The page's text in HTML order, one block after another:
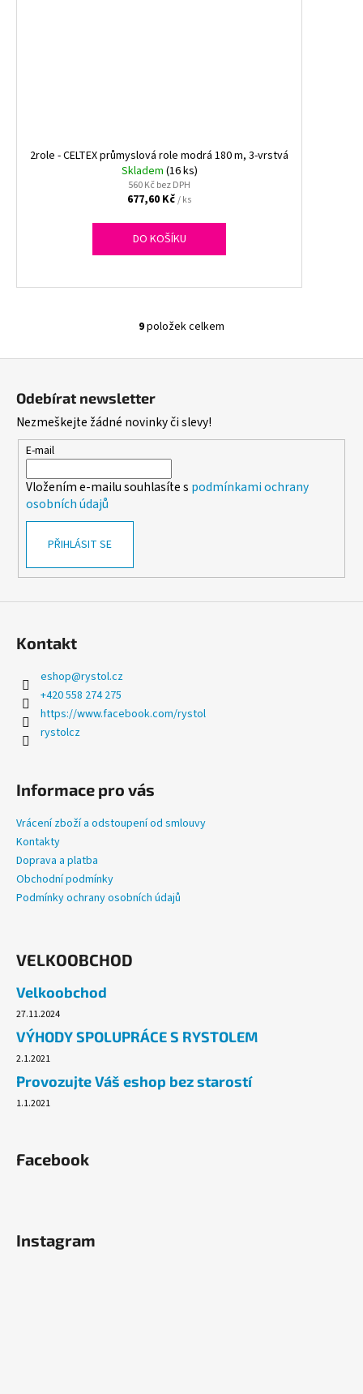
2role - CELTEX průmyslová role modrá 180 m, 3-vrstvá
Skladem (16 ks)
560 Kč bez DPH
677,60 Kč/ ks
DO KOŠÍKU
O
a
c
r
ý
p
9položek celkem
Odebírat newsletter
Nezmeškejte žádné novinky či slevy!
E-mail
Vložením e-mailu souhlasíte s podmínkami ochrany
osobních údajů
PŘIHLÁSIT SE
Kontakt
eshop@rystol.cz
+420 558 274 275
https://www.facebook.com/rystol
rystolcz
Informace pro vás
Vrácení zboží a odstoupení od smlouvy
Kontakty
Doprava a platba
Obchodní podmínky
Podmínky ochrany osobních údajů
VELKOOBCHOD
Velkoobchod
27.11.2024
VÝHODY SPOLUPRÁCE S RYSTOLEM
2.1.2021
Provozujte Váš eshop bez starostí
1.1.2021
Facebook
Instagram